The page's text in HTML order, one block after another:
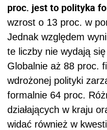
proc. jest to polityka
wzrost o 13 proc. w
Jednak względem
te liczby nie wydają
Globalnie aż 88 proc.
wdrożonej polityki
formalnie 64 proc.
działających w kraju
widać również w